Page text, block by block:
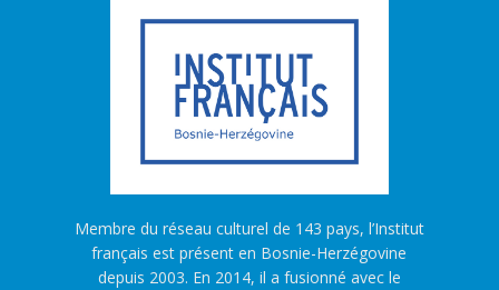
Membre du réseau culturel de 143 pays, l’Institut
français est présent en Bosnie-Herzégovine
depuis 2003. En 2014, il a fusionné avec le